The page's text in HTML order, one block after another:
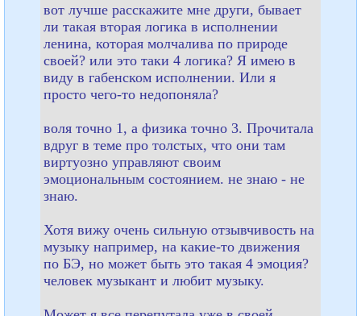
вот лучше расскажите мне други, бывает
ли такая вторая логика в исполнении
ленина, которая молчалива по природе
своей? или это таки 4 логика? Я имею в
виду в габенском исполнении. Или я
просто чего-то недопоняла?
воля точно 1, а физика точно 3. Прочитала
вдруг в теме про толстых, что они там
виртуозно управляют своим
эмоциональным состоянием. не знаю - не
знаю.
Хотя вижу очень сильную отзывчивость на
музыку например, на какие-то движения
по БЭ, но может быть это такая 4 эмоция?
человек музыкант и любит музыку.